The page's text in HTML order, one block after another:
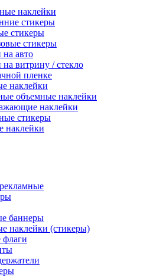
наклейки
стикеры
стикеры
стикеры
авто
витрину / стекло
пленке
наклейки
объемные наклейки
наклейки
стикеры
наклейки
баннеры
наклейки (стикеры)
флаги